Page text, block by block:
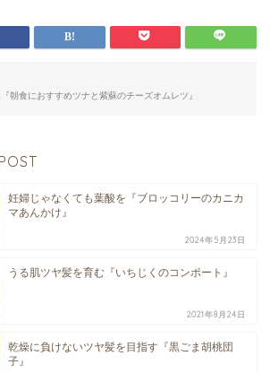
朝食におすすめツナと紫蘇のチーズオムレツ』
妊婦じゃなくても葉酸を『ブロッコリーのカニカ
マあんかけ』
2024年5月23日
うる肌ツヤ髪を育む『いちじくのコンポート』
2021年8月24日
乾燥に負けないツヤ髪を目指す『黒ごま胡桃団
子』